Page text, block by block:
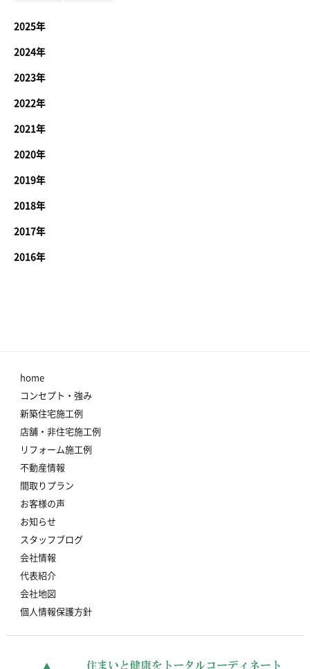
2025年
2024年
2023年
2022年
2021年
2020年
2019年
2018年
2017年
2016年
home
コンセプト・強み
新築住宅施工例
店舗・非住宅施工例
リフォーム施工例
不動産情報
間取りプラン
お客様の声
お知らせ
スタッフブログ
会社情報
代表紹介
会社地図
個人情報保護方針